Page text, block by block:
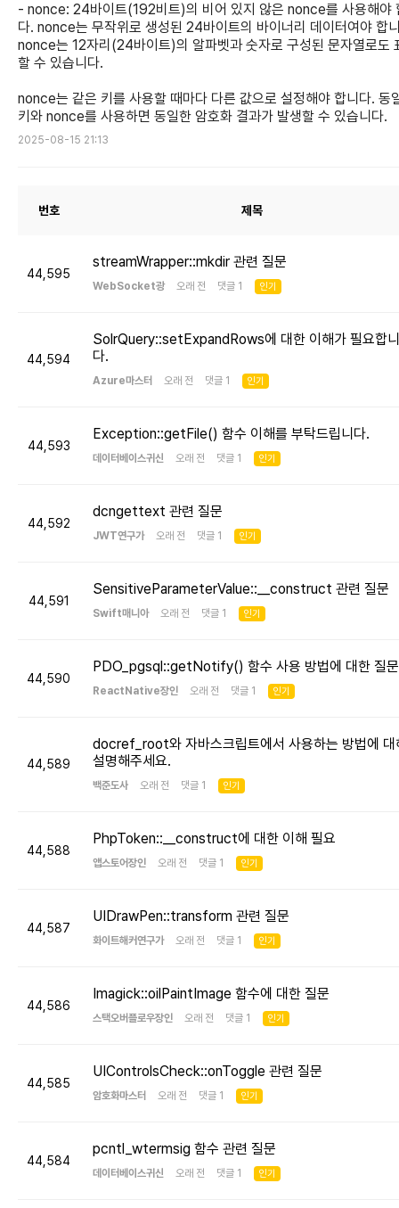
- nonce: 24바이트(192비트)의 비어 있지 않은 nonce를 사용해야
다. nonce는 무작위로 생성된 24바이트의 바이너리 데이터여야 합
nonce는 12자리(24바이트)의 알파벳과 숫자로 구성된 문자열로도
할 수 있습니다.
nonce는 같은 키를 사용할 때마다 다른 값으로 설정해야 합니다. 동
키와 nonce를 사용하면 동일한 암호화 결과가 발생할 수 있습니다.
2025-08-15 21:13
번호 제목
44,595
streamWrapper::mkdir 관련 질문
WebSocket광 오래 전 댓글 1 인기
44,594
SolrQuery::setExpandRows에 대한 이해가 필요합니
다.
Azure마스터 오래 전 댓글 1 인기
44,593
Exception::getFile() 함수 이해를 부탁드립니다.
데이터베이스귀신 오래 전 댓글 1 인기
44,592
dcngettext 관련 질문
JWT연구가 오래 전 댓글 1 인기
44,591
SensitiveParameterValue::__construct 관련 질문
Swift매니아 오래 전 댓글 1 인기
44,590
PDO_pgsql::getNotify() 함수 사용 방법에 대한 질문
ReactNative장인 오래 전 댓글 1 인기
44,589
docref_root와 자바스크립트에서 사용하는 방법에 대
설명해주세요.
백준도사 오래 전 댓글 1 인기
44,588
PhpToken::__construct에 대한 이해 필요
앱스토어장인 오래 전 댓글 1 인기
44,587
UIDrawPen::transform 관련 질문
화이트해커연구가 오래 전 댓글 1 인기
44,586
Imagick::oilPaintImage 함수에 대한 질문
스택오버플로우장인 오래 전 댓글 1 인기
44,585
UIControlsCheck::onToggle 관련 질문
암호화마스터 오래 전 댓글 1 인기
44,584
pcntl_wtermsig 함수 관련 질문
데이터베이스귀신 오래 전 댓글 1 인기